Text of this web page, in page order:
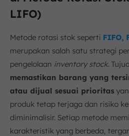
LIFO)
Metode rotasi stok seperti FIFO,
merupakan salah satu strategi
pengelolaan inventory stock.
memastikan barang yang
atau dijual sesuai prioritas
produk tetap terjaga dan risiko
diminimalisir. Setiap metode
karakteristik yang berbeda,